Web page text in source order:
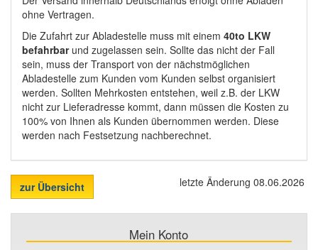
ohne Vertragen.
Die Zufahrt zur Abladestelle muss mit einem 40to LKW
befahrbarund zugelassen sein. Sollte das nicht der Fall
sein, muss der Transport von der nächstmöglichen
Abladestelle zum Kunden vom Kunden selbst organisiert
werden. Sollten Mehrkosten entstehen, weil z.B. der LKW
nicht zur Lieferadresse kommt, dann müssen die Kosten zu
100% von Ihnen als Kunden übernommen werden. Diese
werden nach Festsetzung nachberechnet.
zur Übersicht letzte Änderung 08.06.2026
Mein Konto